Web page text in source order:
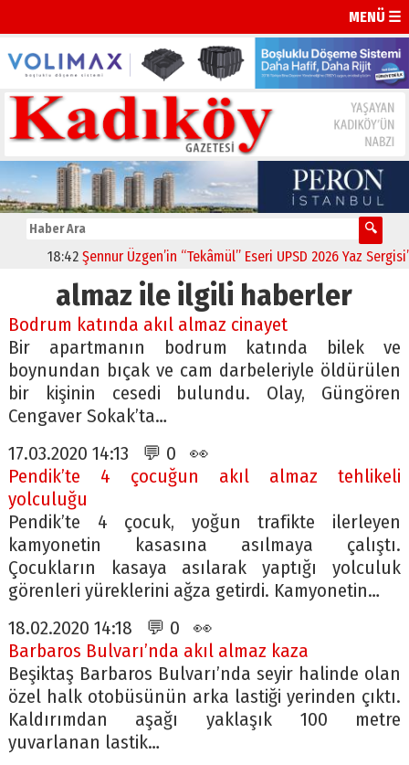
MENÜ ☰
18:42 Şennur Üzgen’in “Tekâmül” Eseri UPSD 2026 Yaz
almaz ile ilgili haberler
Bodrum katında akıl almaz cinayet
Bir apartmanın bodrum katında bilek ve
boynundan bıçak ve cam darbeleriyle öldürülen
bir kişinin cesedi bulundu. Olay, Güngören
Cengaver Sokak’ta…
17.03.2020 14:13 💬 0 👀
Pendik’te 4 çocuğun akıl almaz tehlikeli
yolculuğu
Pendik’te 4 çocuk, yoğun trafikte ilerleyen
kamyonetin kasasına asılmaya çalıştı.
Çocukların kasaya asılarak yaptığı yolculuk
görenleri yüreklerini ağza getirdi. Kamyonetin…
18.02.2020 14:18 💬 0 👀
Barbaros Bulvarı’nda akıl almaz kaza
Beşiktaş Barbaros Bulvarı’nda seyir halinde olan
özel halk otobüsünün arka lastiği yerinden çıktı.
Kaldırımdan aşağı yaklaşık 100 metre
yuvarlanan lastik…